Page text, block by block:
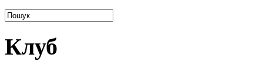
Клуб